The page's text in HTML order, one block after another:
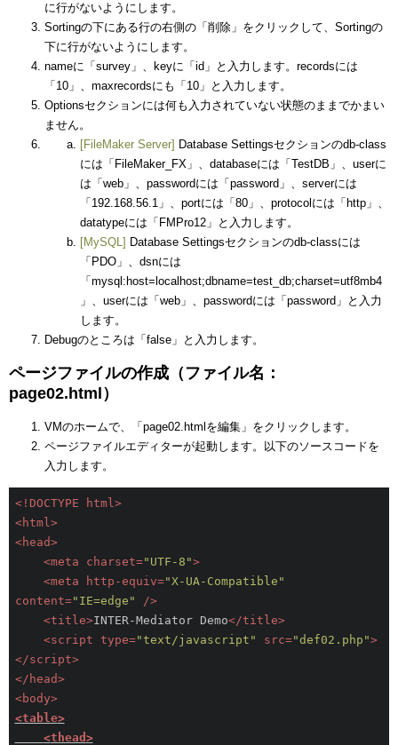
に行がないようにします。
Sortingの下にある行の右側の「削除」をクリックして、Sortingの
下に行がないようにします。
nameに「survey」、keyに「id」と入力します。recordsには
「10」、maxrecordsにも「10」と入力します。
Optionsセクションには何も入力されていない状態のままでかまい
ません。
[FileMaker Server] Database Settingsセクションのdb-class
には「FileMaker_FX」、databaseには「TestDB」、userに
は「web」、passwordには「password」、serverには
「192.168.56.1」、portには「80」、protocolには「http」、
datatypeには「FMPro12」と入力します。
[MySQL] Database Settingsセクションのdb-classには
「PDO」、dsnには
「mysql:host=localhost;dbname=test_db;charset=utf8mb4
」、userには「web」、passwordには「password」と入力
します。
Debugのところは「false」と入力します。
ページファイルの作成（ファイル名：
page02.html）
VMのホームで、「page02.htmlを編集」をクリックします。
ページファイルエディターが起動します。以下のソースコードを
入力します。
<!DOCTYPE html>
<html >
<head>
<meta charset="UTF-8">
<meta http-equiv="X-UA-Compatible"
content="IE=edge" />
<title>INTER-Mediator Demo</title>
<script type="text/javascript" src="def02.php">
</script>
</ head>
<body>
<table>
<thead >